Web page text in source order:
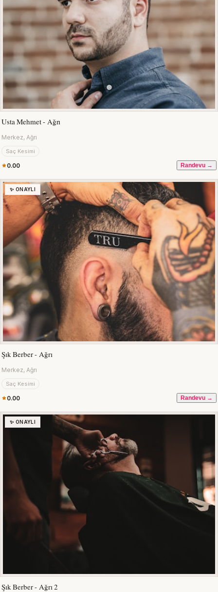
Usta Mehmet - Ağrı
Merkez, Ağrı
Saç Kesimi
0.00 Randevu →
✨ ONAYLI
Şık Berber - Ağrı
Merkez, Ağrı
Saç Kesimi
0.00 Randevu →
✨ ONAYLI
Şık Berber - Ağrı 2